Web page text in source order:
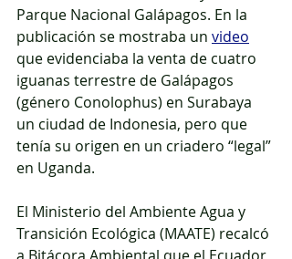
Parque Nacional Galápagos. En la
publicación se mostraba un video
que evidenciaba la venta de cuatro
iguanas terrestre de Galápagos
(género Conolophus) en Surabaya
un ciudad de Indonesia, pero que
tenía su origen en un criadero “legal”
en Uganda.
El Ministerio del Ambiente Agua y
Transición Ecológica (MAATE) recalcó